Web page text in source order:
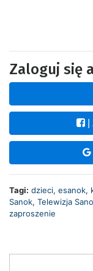
Zaloguj się
Tagi: dzieci, esanok,
Sanok, Telewizja
zaproszenie